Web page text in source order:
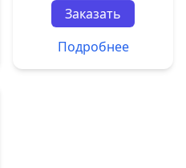
Заказать
Подробнее